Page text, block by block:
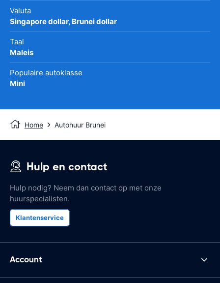
Valuta
Singapore dollar, Brunei dollar
Taal
Maleis
Populaire autoklasse
Mini
Home Autohuur Brunei
Hulp en contact
Hulp nodig? Neem dan contact op met onze
huurspecialisten.
Klantenservice
Account